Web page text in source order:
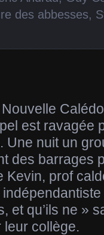
des abbesses,
est ravagée
Une nuit un
des barrages
Kevin, prof
et qu’ils ne »
leur collège.